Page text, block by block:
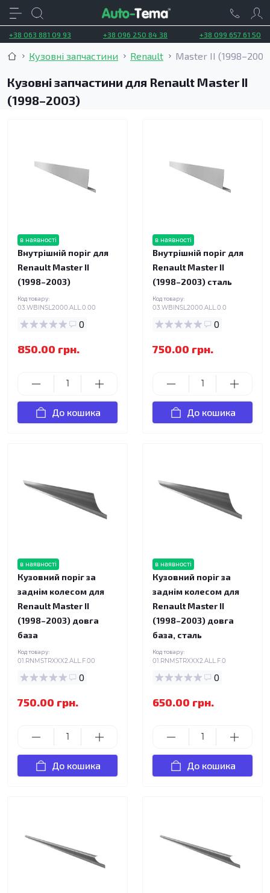
+38 063 881 09 93 +38 096 250 84 38 +38 099 657 61 50
Кузовні запчастини Renault Master II
Кузовні запчастини для Renault Master II
(1998–2003)
в наявності
Внутрішній поріг для
Renault Master II
(1998–2003)
Код товару:
03.WBINSL2000.ALL.0.00
0
850.00 грн.
До кошика
в наявності
Внутрішній поріг для
Renault Master II
(1998–2003) сталь
Код товару:
03.WBINSL2000.ALL.0.0
0
750.00 грн.
До кошика
в наявності
Кузовний поріг за
заднім колесом для
Renault Master II
(1998–2003) довга
база
Код товару:
01.RNMSTRXXX2.ALL.F.00
0
750.00 грн.
До кошика
в наявності
Кузовний поріг за
заднім колесом для
Renault Master II
(1998–2003) довга
база, сталь
Код товару:
01.RNMSTRXXX2.ALL.F.0
0
650.00 грн.
До кошика